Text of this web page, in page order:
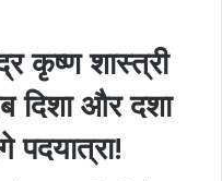
कृष्ण शास्त्री
दिशा और दशा